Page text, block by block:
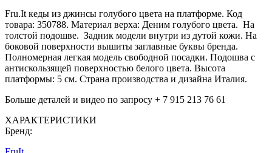
Fru.It кеды из джинсы голубого цвета на платформе. Код
товара: 350788. Материал верха: Деним голубого цвета. На
толстой подошве. Задник модели внутри из дутой кожи. На
боковой поверхности вышиты заглавные буквы бренда.
Полномерная легкая модель свободной посадки. Подошва с
антискользящей поверхностью белого цвета. Высота
платформы: 5 см. Cтрана производства и дизайна Италия.
Больше деталей и видео по запросу + 7 915 213 76 61
ХАРАКТЕРИСТИКИ
Бренд: